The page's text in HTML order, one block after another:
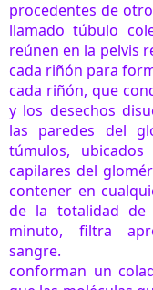
procedentes de
llamado túbulo
reúnen en la pelvis
cada riñón para
cada riñón, que
y los desechos
las paredes del
túmulos,
capilares del
contener en
de la totalidad de
minuto, filtra
sangre. Los
conforman un